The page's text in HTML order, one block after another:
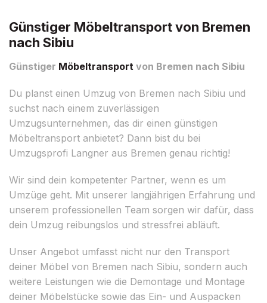
Günstiger Möbeltransport von Bremen
nach Sibiu
Günstiger Möbeltransport von Bremen nach Sibiu
Du planst einen Umzug von Bremen nach Sibiu und
suchst nach einem zuverlässigen
Umzugsunternehmen, das dir einen günstigen
Möbeltransport anbietet? Dann bist du bei
Umzugsprofi Langner aus Bremen genau richtig!
Wir sind dein kompetenter Partner, wenn es um
Umzüge geht. Mit unserer langjährigen Erfahrung und
unserem professionellen Team sorgen wir dafür, dass
dein Umzug reibungslos und stressfrei abläuft.
Unser Angebot umfasst nicht nur den Transport
deiner Möbel von Bremen nach Sibiu, sondern auch
weitere Leistungen wie die Demontage und Montage
deiner Möbelstücke sowie das Ein- und Auspacken